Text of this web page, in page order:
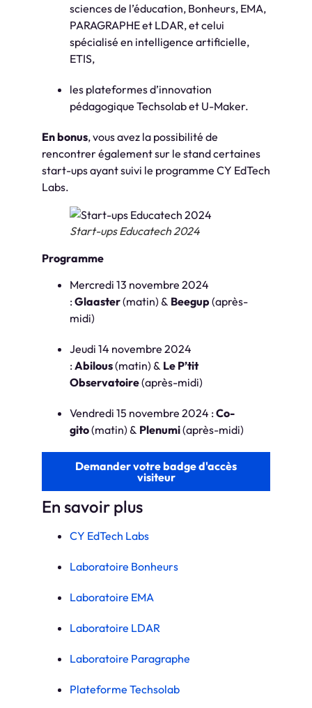
sciences de l’éducation, Bonheurs, EMA,
PARAGRAPHE et LDAR, et celui
spécialisé en intelligence artificielle,
ETIS,
les plateformes d’innovation
pédagogique Techsolab et U-Maker.
En bonus, vous avez la possibilité de
rencontrer également sur le stand certaines
start-ups ayant suivi le programme CY EdTech
Labs.
Start-ups Educatech 2024
Programme
Mercredi 13 novembre 2024
:Glaaster(matin) & Beegup (après-
midi)
Jeudi 14 novembre 2024
:Abilous(matin) & Le P’tit
Observatoire(après-midi)
Vendredi 15 novembre 2024 :Co-
gito(matin) & Plenumi(après-midi)
Demander votre badge d'accès
visiteur
En savoir plus
CY EdTech Labs
Laboratoire Bonheurs
Laboratoire EMA
Laboratoire LDAR
Laboratoire Paragraphe
Plateforme Techsolab